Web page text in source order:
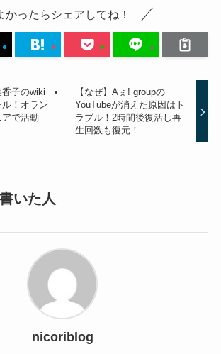
かったらシェアしてね！
香子のwiki
！オラン
で活動
【なぜ】Aぇ! groupの
YouTubeが消えた原因はト
ラブル！2時間後復活し再
生回数も復元！
いた人
nicoriblog